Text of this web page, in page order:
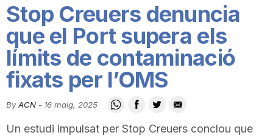
C
i
Stop Creuers denuncia
que el Port supera els
límits de contaminació
fixats per l’OMS
By ACN - 16 maig, 2025
Un estudi impulsat per Stop Creuers conclou que